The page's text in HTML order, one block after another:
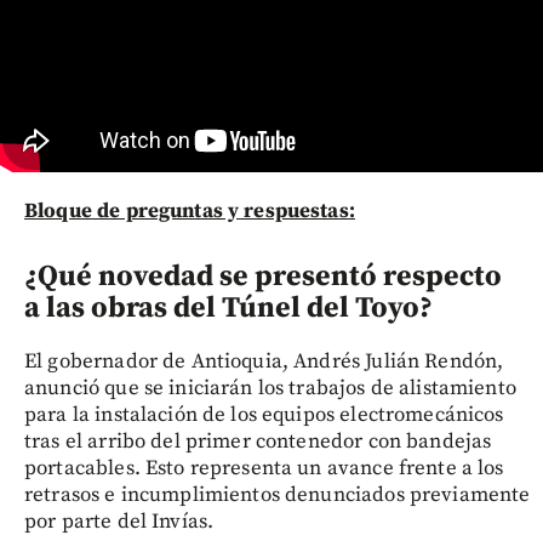
Bloque de preguntas y respuestas:
¿Qué novedad se presentó respecto
a las obras del Túnel del Toyo?
El gobernador de Antioquia, Andrés Julián Rendón,
anunció que se iniciarán los trabajos de alistamiento
para la instalación de los equipos electromecánicos
tras el arribo del primer contenedor con bandejas
portacables. Esto representa un avance frente a los
retrasos e incumplimientos denunciados previamente
por parte del Invías.